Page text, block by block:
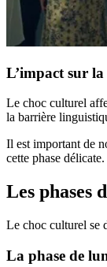
L’impact sur
Le choc culturel
la barrière
Il est important de
cette phase délicate.
Les phases
Le choc culturel se
La phase de